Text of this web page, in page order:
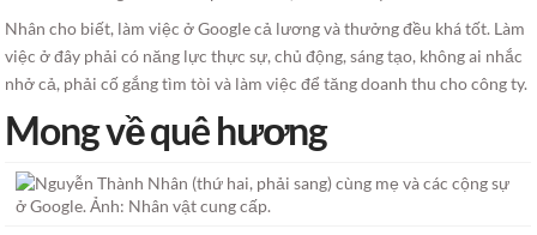
Nhân cho biết, làm việc ở Google cả lương và thưởng đều khá tốt. Làm
việc ở đây phải có năng lực thực sự, chủ động, sáng tạo, không ai nhắc
nhở cả, phải cố gắng tìm tòi và làm việc để tăng doanh thu cho công ty.
Mong về quê hương